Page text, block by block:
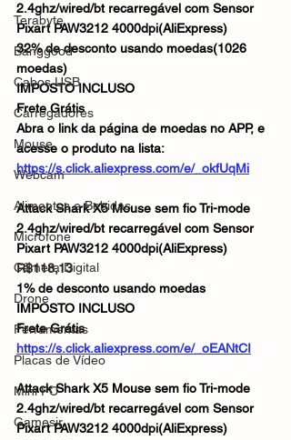
Terabyte
Banggood
Cabos USB
Carregadores
Mouse
Webcam
Alimentos e Bebidas
Microfone
Câmera Digital
Drone
Ferramentas
Placas de Vídeo
Mini PC
Gamesir
2.4ghz/wired/bt recarregável com Sensor
Pixart PAW3212 4000dpi(AliExpress)
32% de desconto usando moedas(1026
moedas)
IMPOSTO INCLUSO
Frete Grátis
Abra o link da página de moedas no APP, e
acesse o produto na lista:
https://s.click.aliexpress.com/e/_okfUqMi
Attack Shark X5 Mouse sem fio Tri-mode
2.4ghz/wired/bt recarregável com Sensor
Pixart PAW3212 4000dpi(AliExpress)
R$118,13
1% de desconto usando moedas
IMPOSTO INCLUSO
Frete Grátis
https://s.click.aliexpress.com/e/_oEANtCI
Attack Shark X5 Mouse sem fio Tri-mode
2.4ghz/wired/bt recarregável com Sensor
Pixart PAW3212 4000dpi(AliExpress)